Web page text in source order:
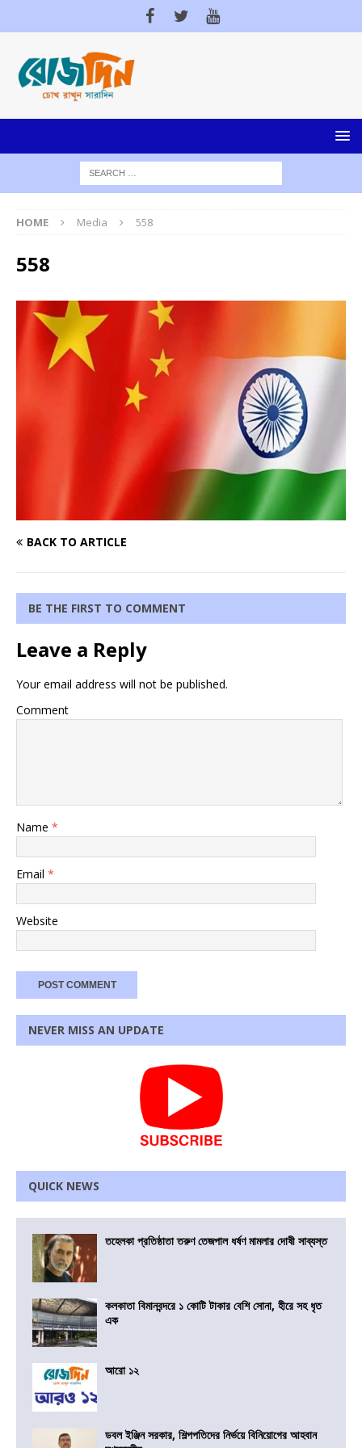
HOME Media 558
558
BACK TO ARTICLE
BE THE FIRST TO COMMENT
Leave a Reply
Your email address will not be published.
Comment
Name *
Email *
Website
NEVER MISS AN UPDATE
QUICK NEWS
তহেলকা প্রতিষ্ঠাতা তরুণ তেজপাল ধর্ষণ মামলার দোষী সাব্যস্ত
কলকাতা বিমানবন্দরে ১ কোটি টাকার বেশি সোনা, হীরে সহ ধৃত
এক
আরো ১২
ডবল ইঞ্জিন সরকার, শিল্পপতিদের নির্ভয়ে বিনিয়োগের আহবান